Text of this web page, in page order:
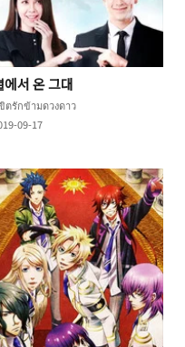
에서 온 그대
ตรักข้ามดวงดาว
09-17